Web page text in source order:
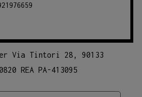
Via Tintori 28, 90133
REA PA-413095